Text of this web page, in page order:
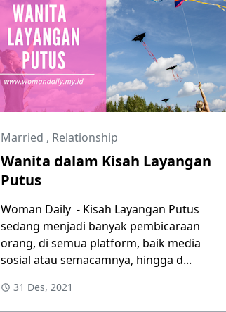
Married , Relationship
Wanita dalam Kisah Layangan
Putus
Woman Daily - Kisah Layangan Putus
sedang menjadi banyak pembicaraan
orang, di semua platform, baik media
sosial atau semacamnya, hingga d...
31 Des, 2021